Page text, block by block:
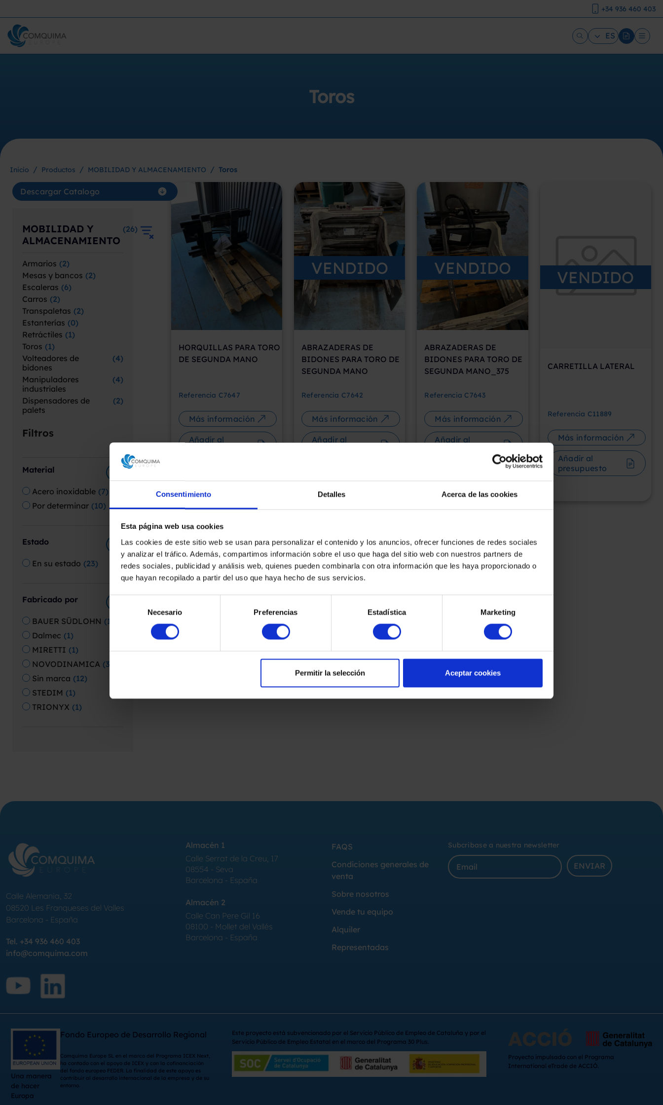
Consentimiento Detalles Acerca de las cookies
Esta página web usa cookies
Las cookies de este sitio web se usan para personalizar el contenido y los anuncios, ofrecer funciones de redes sociales
y analizar el tráfico. Además, compartimos información sobre el uso que haga del sitio web con nuestros partners de
redes sociales, publicidad y análisis web, quienes pueden combinarla con otra información que les haya proporcionado o
que hayan recopilado a partir del uso que haya hecho de sus servicios.
Selección
consentimiento
Necesario Preferencias Estadística Marketing
Permitir la selección Aceptar cookies
+34 936 460 403
ES
Toros
Inicio / Productos / MOBILIDAD Y ALMACENAMIENTO / Toros
Descargar Catalogo
MOBILIDAD Y
ALMACENAMIENTO
(26)
Armarios (2)
Mesas y bancos (2)
Escaleras (6)
Carros (2)
Transpaletas (2)
Estanterías (0)
Retráctiles (1)
Toros (1)
Volteadores de
bidones
(4)
Manipuladores
industriales
(4)
Dispensadores de
palets
(2)
Filtros
Material
Acero inoxidable (7)
Por determinar (10)
Estado
En su estado (23)
Fabricado por
BAUER SÜDLOHN (1
Dalmec (1)
MIRETTI (1)
NOVODINAMICA (3
Sin marca (12)
STEDIM (1)
TRIONYX (1)
HORQUILLAS PARA TORO
DE SEGUNDA MANO
Referencia C7647
Más información
Añadir al
VENDIDO
ABRAZADERAS DE
BIDONES PARA TORO DE
SEGUNDA MANO
Referencia C7642
Más información
Añadir al
VENDIDO
ABRAZADERAS DE
BIDONES PARA TORO DE
SEGUNDA MANO_375
Referencia C7643
Más información
Añadir al
VENDIDO
CARRETILLA LATERAL
Referencia C11889
Más información
Añadir al
presupuesto
Calle Alemania, 32
08520 Les Franqueses del Valles
Barcelona - España
Tel. +34 936 460 403
info@comquima.com
Almacén 1
Calle Serrat de la Creu, 17
08554 - Seva
Barcelona - España
Almacén 2
Calle Can Pere Gil 16
08100 - Mollet del Vallés
Barcelona - España
FAQS
Condiciones generales de
venta
Sobre nosotros
Vende tu equipo
Alquiler
Representadas
Subcribase a nuestra newsletter
ENVIAR
Una manera
de hacer
Europa
Fondo Europeo de Desarrollo Regional
Comquima Europe SL en el marco del Programa ICEX Next,
ha contado con el apoyo de ICEX y con la cofinanciación
del fondo europeo FEDER. La finalidad de este apoyo es
contribuir al desarrollo internacional de la empresa y de su
entorno.
Este proyecto está subvencionado por el Servicio Público de Empleo de Cataluña y por el
Servicio Público de Empleo Estatal en el marco del Programa 30 Plus.
Proyecto impulsado con el Programa
International eTrade de ACCIÓ.